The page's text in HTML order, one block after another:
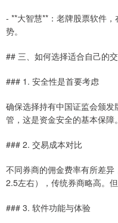
- **大智慧**：老牌股票软件
势。
## 三、如何选择适合自己的
### 1. 安全性是首要考虑
确保选择持有中国证监会颁
管，这是资金安全的基本保障。
### 2. 交易成本对比
不同券商的佣金费率有所差
2.5左右），传统券商略高。
### 3. 软件功能与体验